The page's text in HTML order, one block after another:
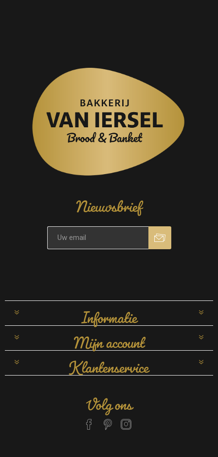
Nieuwsbrief
Informatie
Mijn account
Klantenservice
Volg ons